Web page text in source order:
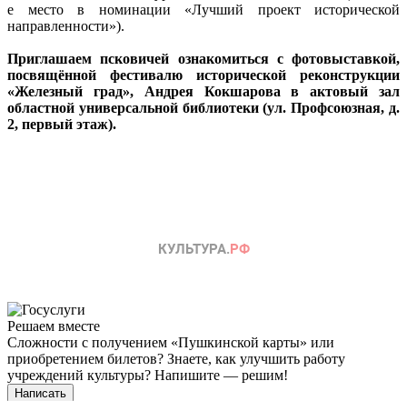
е место в номинации «Лучший проект исторической
направленности»).
Приглашаем псковичей ознакомиться с фотовыставкой,
посвящённой фестивалю исторической реконструкции
«Железный град», Андрея Кокшарова в актовый зал
областной универсальной библиотеки (ул. Профсоюзная, д.
2, первый этаж).
Решаем вместе
Сложности с получением «Пушкинской карты» или
приобретением билетов? Знаете, как улучшить работу
учреждений культуры? Напишите — решим!
Написать